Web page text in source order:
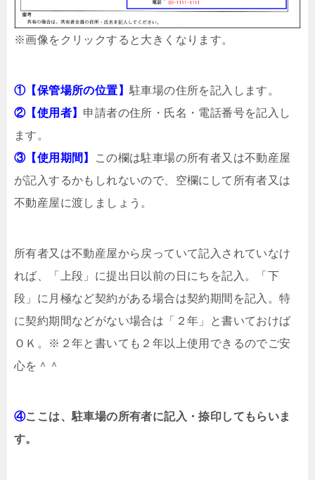
※画像をクリックすると大きくなります。
①【保管場所の位置】 駐車場の住所を記入します。
②【使用者】 申請者の住所・氏名・電話番号を記入し
ます。
③【使用期間】
この欄は駐車場の所有者又は不動産屋
が記入するかもしれないので、空欄にして所有者又は
不動産屋に渡しましょう。
所有者又は不動産屋から戻っていて記入されていなけ
れば、「上段」に提出日以前の日にちを記入。「下
段」に月極など契約がある場合は契約期間を記入。特
に契約期間などがない場合は「２年」と書いておけば
ＯＫ。※２年と書いても２年以上使用できるのでご安
心を＾＾
④ここは、駐車場の所有者に記入・捺印してもらいま
す。